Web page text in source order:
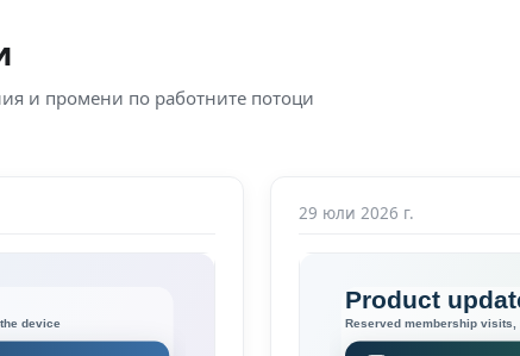
и промени по работните потоци
29 юли 2026 г.